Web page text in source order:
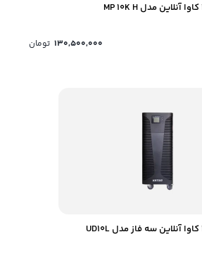
130,500,000 تومان